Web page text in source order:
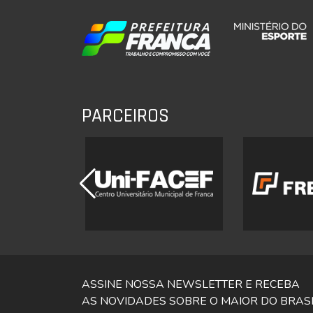
PARCEIROS
ASSINE NOSSA NEWSLETTER E RECEBA
AS NOVIDADES SOBRE O MAIOR DO